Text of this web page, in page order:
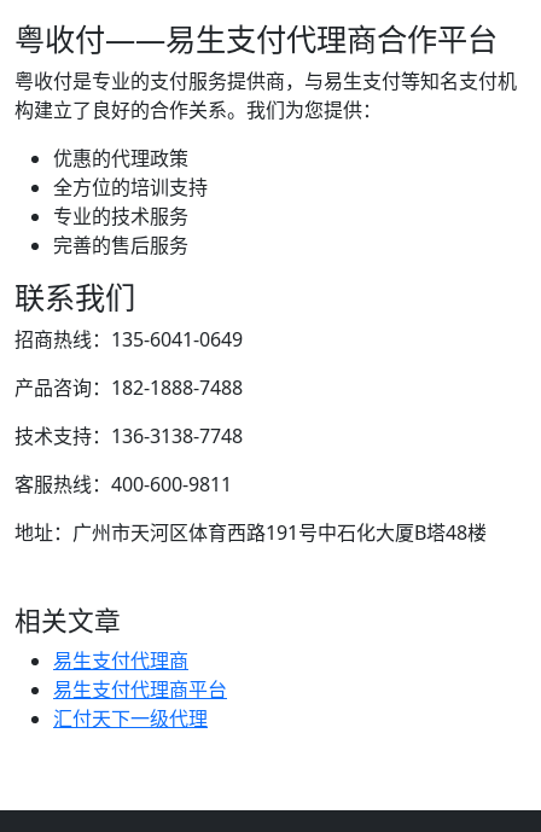
粤收付——易生支付代理商合作平台
粤收付是专业的支付服务提供商，与易生支付等知名支付机
构建立了良好的合作关系。我们为您提供：
优惠的代理政策
全方位的培训支持
专业的技术服务
完善的售后服务
联系我们
招商热线：135-6041-0649
产品咨询：182-1888-7488
技术支持：136-3138-7748
客服热线：400-600-9811
地址：广州市天河区体育西路191号中石化大厦B塔48楼
相关文章
易生支付代理商
易生支付代理商平台
汇付天下一级代理